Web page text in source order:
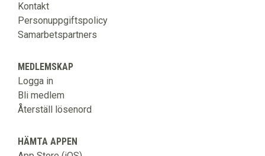
Kontakt
Personuppgiftspolicy
Samarbetspartners
MEDLEMSKAP
Logga in
Bli medlem
Återställ lösenord
HÄMTA APPEN